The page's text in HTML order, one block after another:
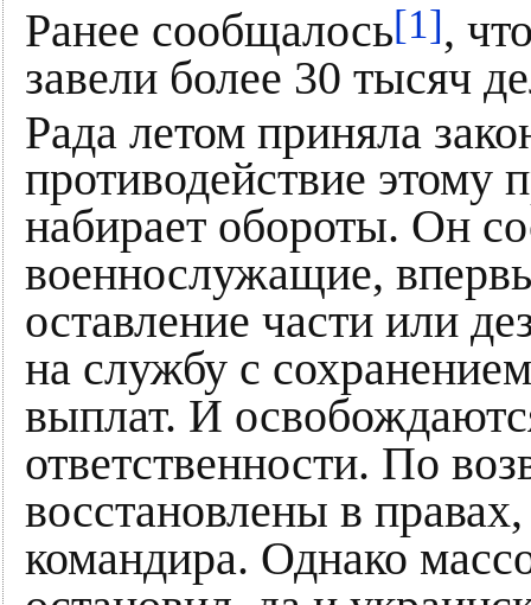
Ранее сообщалось[1],
завели более 30 тысяч
Рада летом приняла
противодействие этому
набирает обороты. Он
военнослужащие,
оставление части или
на службу с
выплат. И
ответственности. По
восстановлены в
командира. Однако